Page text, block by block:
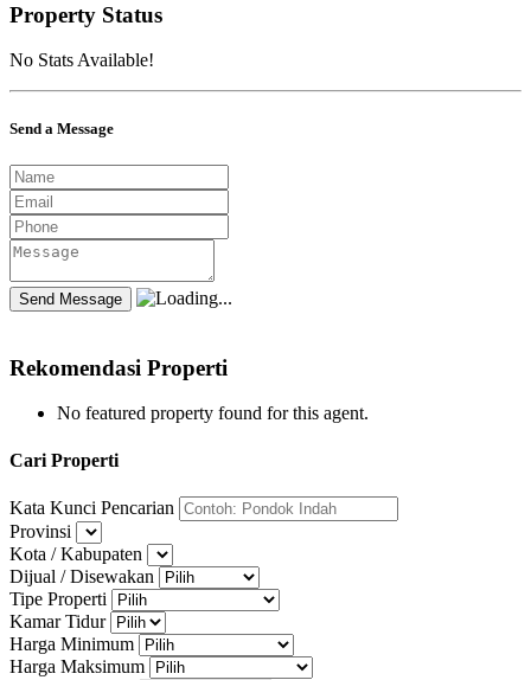
Property Status
No Stats Available!
Send a Message
Rekomendasi Properti
No featured property found for this agent.
Cari Properti
Kata Kunci Pencarian
Provinsi
Kota / Kabupaten
Dijual / Disewakan
Tipe Properti
Kamar Tidur
Harga Minimum
Harga Maksimum